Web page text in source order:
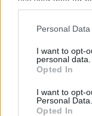
consent section.
Personal
I want to opt-
personal data.
Opted In
I want to opt-
Personal Data.
Opted In
surtout le
un trait sur
est très
sachez que
d'Antoine."